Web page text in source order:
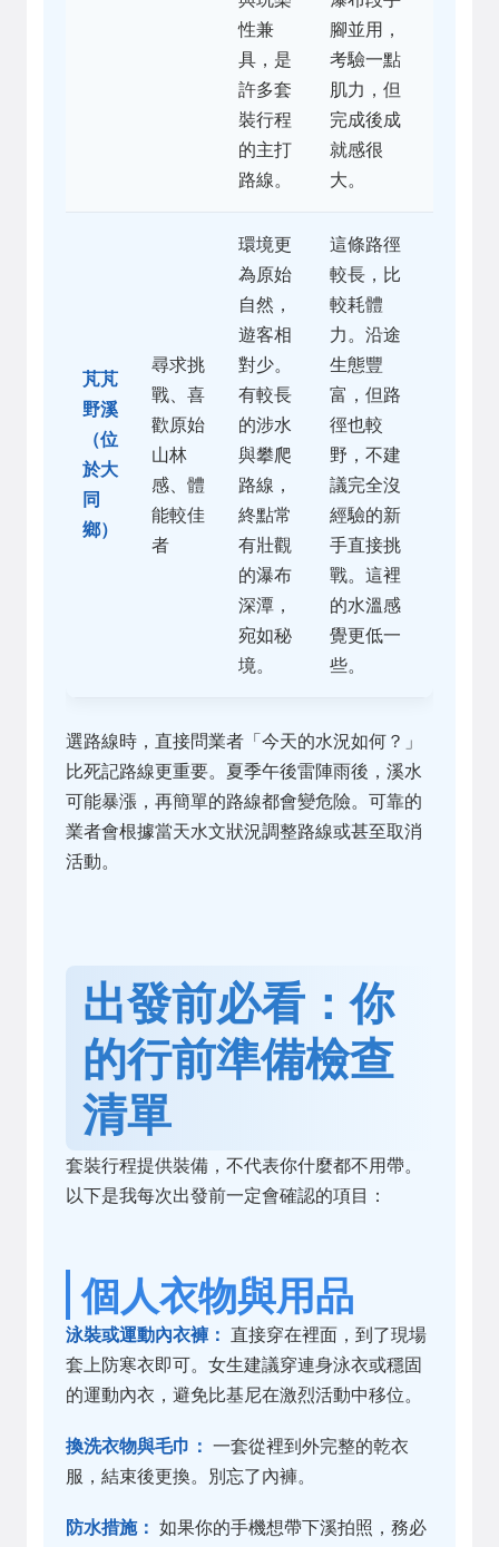
性兼
具，是
許多套
裝行程
的主打
路線。
腳並用，
考驗一點
肌力，但
完成後成
就感很
大。
芃芃
野溪
（位
於大
同
鄉）
尋求挑
戰、喜
歡原始
山林
感、體
能較佳
者
環境更
為原始
自然，
遊客相
對少。
有較長
的涉水
與攀爬
路線，
終點常
有壯觀
的瀑布
深潭，
宛如秘
境。
這條路徑
較長，比
較耗體
力。沿途
生態豐
富，但路
徑也較
野，不建
議完全沒
經驗的新
手直接挑
戰。這裡
的水溫感
覺更低一
些。
選路線時，直接問業者「今天的水況如何？」
比死記路線更重要。夏季午後雷陣雨後，溪水
可能暴漲，再簡單的路線都會變危險。可靠的
業者會根據當天水文狀況調整路線或甚至取消
活動。
出發前必看：你
的行前準備檢查
清單
套裝行程提供裝備，不代表你什麼都不用帶。
以下是我每次出發前一定會確認的項目：
個人衣物與用品
泳裝或運動內衣褲： 直接穿在裡面，到了現場
套上防寒衣即可。女生建議穿連身泳衣或穩固
的運動內衣，避免比基尼在激烈活動中移位。
換洗衣物與毛巾： 一套從裡到外完整的乾衣
服，結束後更換。別忘了內褲。
防水措施： 如果你的手機想帶下溪拍照，務必